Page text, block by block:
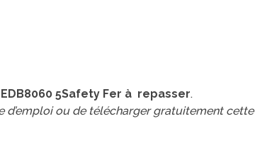
5Safety Fer à repasser.
d’emploi ou de télécharger gratuitement cette